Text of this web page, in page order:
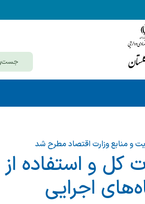
و منابع وزارت اقتصاد مطرح شد
کل و استفاده از
اجرایی